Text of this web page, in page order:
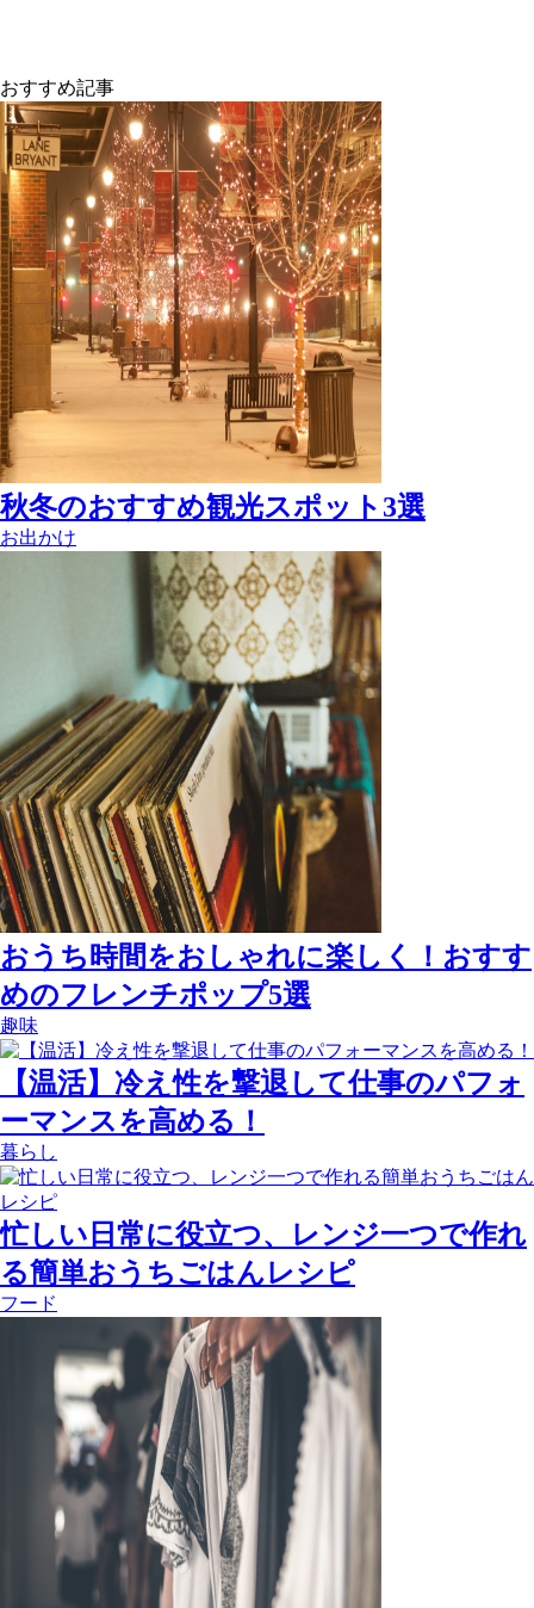
おすすめ記事
秋冬のおすすめ観光スポット3選
お出かけ
おうち時間をおしゃれに楽しく！おすす
めのフレンチポップ5選
趣味
【温活】冷え性を撃退して仕事のパフォ
ーマンスを高める！
暮らし
忙しい日常に役立つ、レンジ一つで作れ
る簡単おうちごはんレシピ
フード